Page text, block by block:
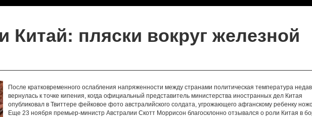
Китай: пляски вокруг железной
После кратковременного ослабления напряженности между странами политическая температура
вернулась к точке кипения, когда официальный представитель министерства иностранных дел Китая
опубликовал в Твиттере фейковое фото австралийского солдата, угрожающего афганскому ребенку
Еще 23 ноября премьер-министр Австралии Скотт Моррисон благосклонно отзывался о роли Китая в